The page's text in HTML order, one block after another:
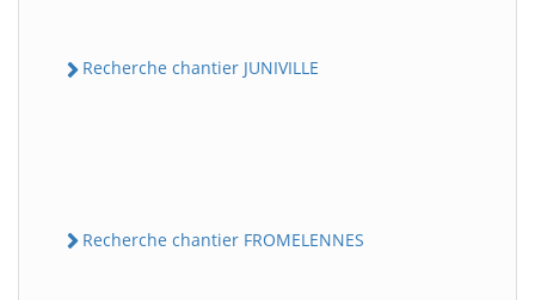
Recherche chantier JUNIVILLE
Recherche chantier FROMELENNES